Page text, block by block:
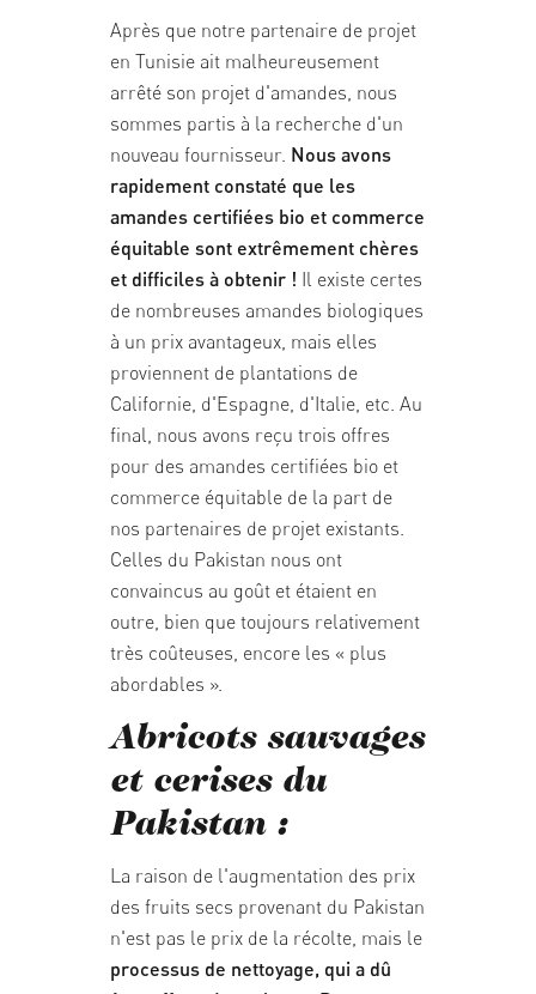
Après que notre partenaire de projet
en Tunisie ait malheureusement
arrêté son projet d'amandes, nous
sommes partis à la recherche d'un
nouveau fournisseur. Nous avons
rapidement constaté que les
amandes certifiées bio et commerce
équitable sont extrêmement chères
et difficiles à obtenir ! Il existe certes
de nombreuses amandes biologiques
à un prix avantageux, mais elles
proviennent de plantations de
Californie, d'Espagne, d'Italie, etc. Au
final, nous avons reçu trois offres
pour des amandes certifiées bio et
commerce équitable de la part de
nos partenaires de projet existants.
Celles du Pakistan nous ont
convaincus au goût et étaient en
outre, bien que toujours relativement
très coûteuses, encore les « plus
abordables ».
Abricots sauvages
et cerises du
Pakistan :
La raison de l'augmentation des prix
des fruits secs provenant du Pakistan
n'est pas le prix de la récolte, mais le
processus de nettoyage, qui a dû